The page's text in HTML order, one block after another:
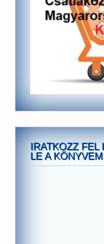
IRATKOZZ FEL
LE A